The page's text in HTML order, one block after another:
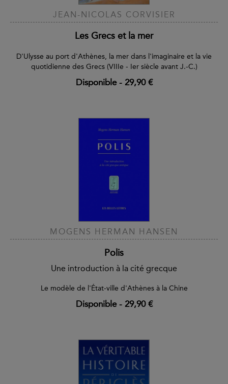
JEAN-NICOLAS CORVISIER
Les Grecs et la mer
D'Ulysse au port d'Athènes, la mer dans l'imaginaire et la vie
quotidienne des Grecs (VIIIe - Ier siècle avant J.-C.)
Disponible- 29,90 €
MOGENS HERMAN HANSEN
Polis
Une introduction à la cité grecque
Le modèle de l'État-ville d'Athènes à la Chine
Disponible- 29,90 €